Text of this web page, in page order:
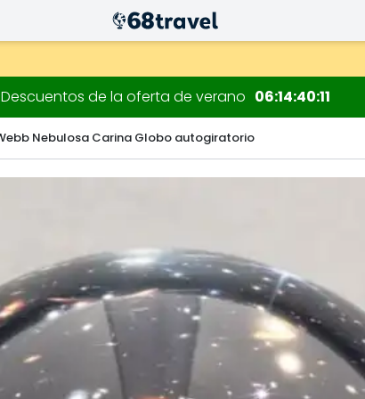
Descuentos de la oferta de verano 06 14 40 09
Nebulosa Carina Globo autogiratorio